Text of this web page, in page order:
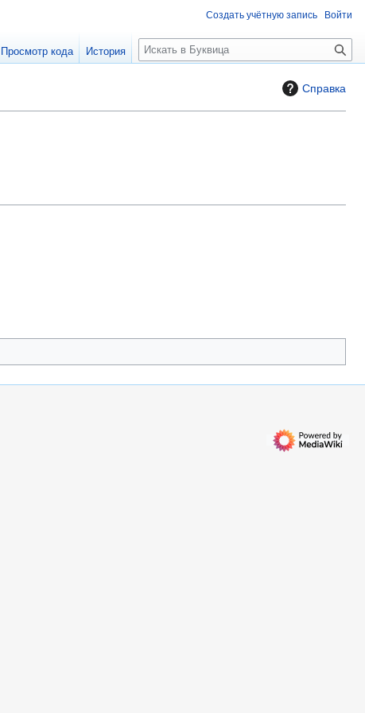
Справка
Создать учётную запись Войти
Просмотр кода История
П
о
к